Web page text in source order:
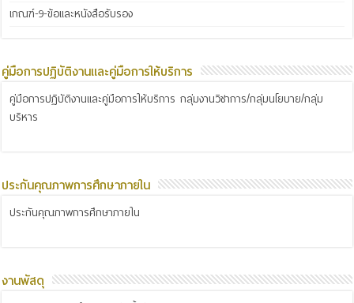
เกณฑ์-9-ข้อและหนังสือรับรอง
คู่มือการปฏิบัติงานและคู่มือการให้บริการ
คู่มือการปฏิบัติงานและคู่มือการให้บริการ กลุ่มงานวิชาการ/กลุ่มนโยบาย/กลุ่ม
บริหาร
ประกันคุณภาพการศึกษาภายใน
ประกันคุณภาพการศึกษาภายใน
งานพัสดุ